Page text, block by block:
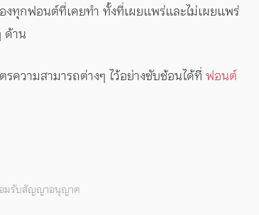
ทุกฟอนต์ที่เคยทำ ทั้งที่เผยแพร่และไม่เผยแพร่
ด้าน
ความสามารถต่างๆ ไว้อย่างซับซ้อนได้ที่ ฟอนต์
มรับสัญญาอนุญาต